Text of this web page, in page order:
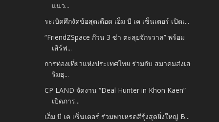
แนว...
ระเบิดศึกงัดข้อสุดเดือด เอ็ม บี เค เซ็นเตอร์ เปิดเ...
“FriendZSpace ก๊วน 3 ซ่า ตะลุยจักรวาล” พร้อม
เสิร์ฟ...
การท่องเที่ยวแห่งประเทศไทย ร่วมกับ สมาคมส่งเส
ริมธุ...
CP LAND จัดงาน “Deal Hunter in Khon Kaen”
เปิดภาร...
เอ็ม บี เค เซ็นเตอร์ ร่วมพาเหรดสีรุ้งสุดยิ่งใหญ่ B...